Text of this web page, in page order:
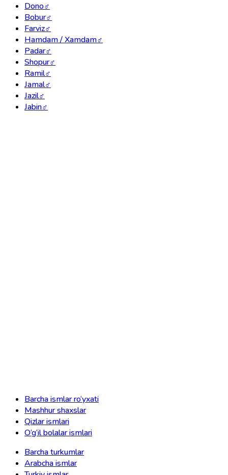
Dono♂
Bobur♂
Farviz♂
Hamdam / Xamdam♂
Padar♂
Shopur♂
Ramil♂
Jamal♂
Jazil♂
Jabin♂
Barcha ismlar ro‘yxati
Mashhur shaxslar
Qizlar ismlari
O‘g‘il bolalar ismlari
Barcha turkumlar
Arabcha ismlar